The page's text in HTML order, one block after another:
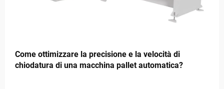
Come ottimizzare la precisione e la velocità di
chiodatura di una macchina pallet automatica?